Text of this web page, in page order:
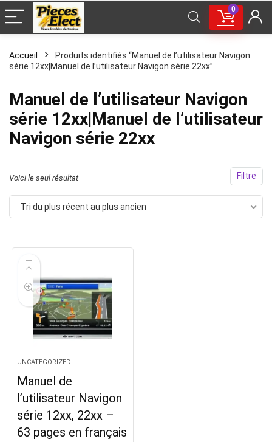
0
Accueil
Produits identifiés “Manuel de l’utilisateur Navigon
série 12xx|Manuel de l’utilisateur Navigon série 22xx”
Manuel de l’utilisateur Navigon
série 12xx|Manuel de l’utilisateur
Navigon série 22xx
Filtre
Voici le seul résultat
Tri du plus récent au plus ancien
UNCATEGORIZED
Manuel de
l’utilisateur Navigon
série 12xx, 22xx –
63 pages en français